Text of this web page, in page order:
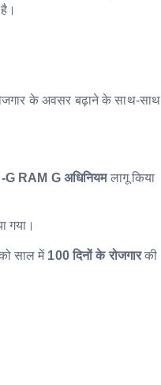
के अवसर बढ़ाने के साथ-साथ
G RAM G अधिनियमलागू किया
गया।
साल में 100 दिनों के रोजगारकी